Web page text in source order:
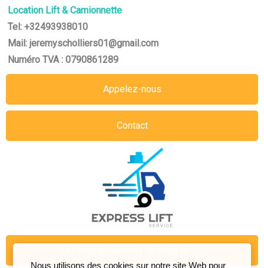
Location Lift & Camionnette
Tel: +32493938010
Mail: jeremyscholliers01@gmail.com
Numéro TVA : 0790861289
Appelez-nous
Contact
Nous utilisons des cookies sur notre site Web pour